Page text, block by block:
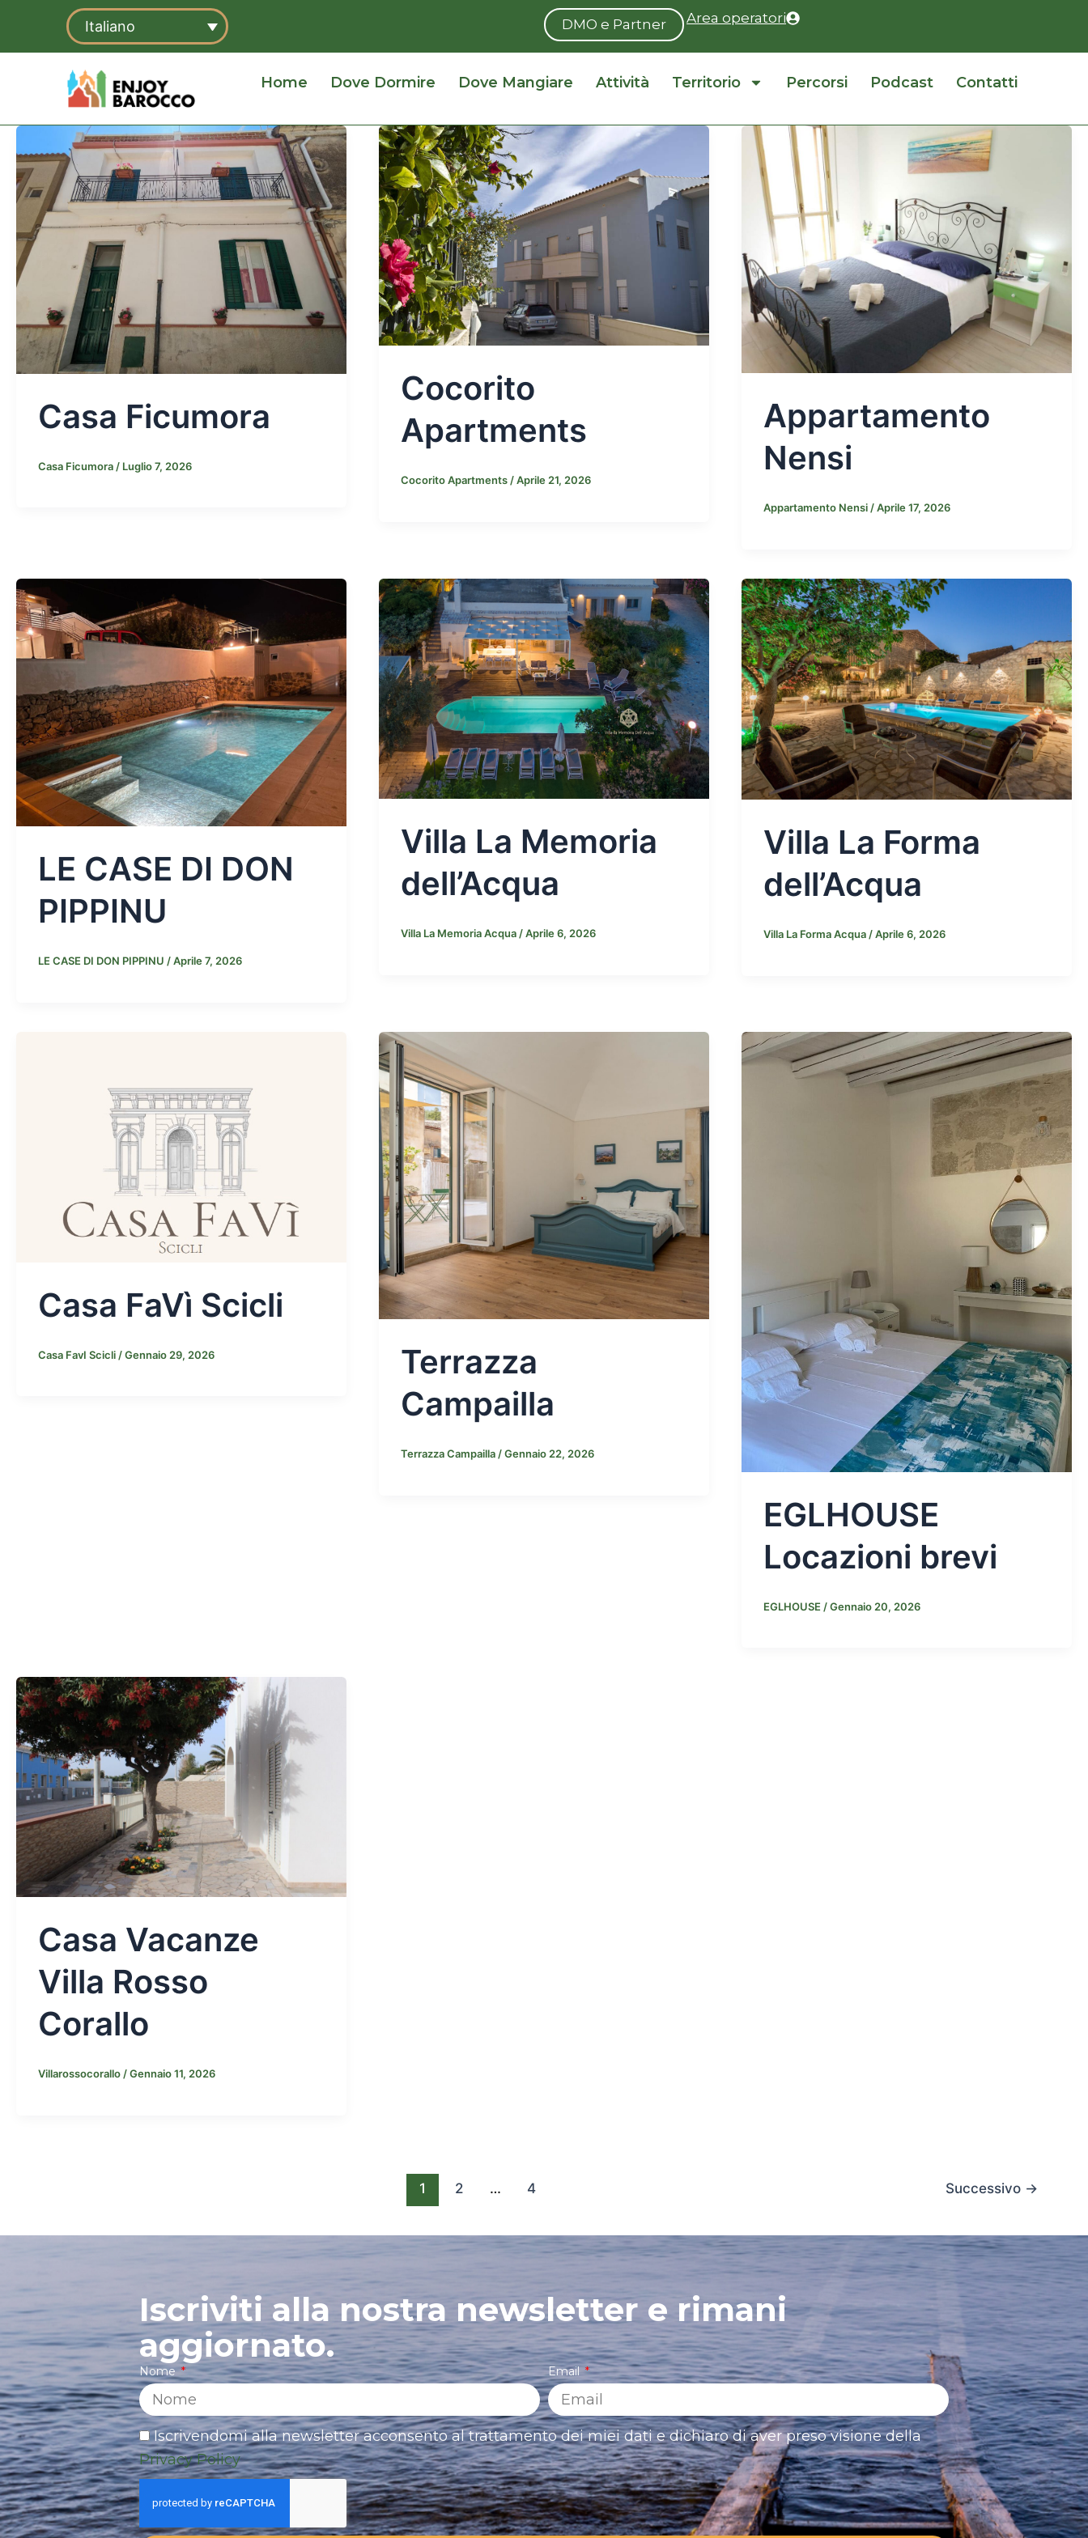
contenuto
Italiano DMO e Partner Area operatori
Home Dove Dormire Dove Mangiare Attività Territorio Percorsi Podcast Contatti
Casa Ficumora
Casa Ficumora / Luglio 7, 2026
Cocorito
Apartments
Cocorito Apartments/Aprile 21, 2026
Appartamento
Nensi
Appartamento Nensi/Aprile 17, 2026
LE CASE DI DON
PIPPINU
LE CASE DI DON PIPPINU /Aprile 7, 2026
Villa La Memoria
dell’Acqua
Villa La Memoria Acqua /Aprile 6, 2026
Villa La Forma
dell’Acqua
Villa La Forma Acqua/Aprile 6, 2026
Casa FaVì Scicli
Casa FavI Scicli /Gennaio 29, 2026
Terrazza
Campailla
Terrazza Campailla/Gennaio 22, 2026
EGLHOUSE
Locazioni brevi
EGLHOUSE /Gennaio 20, 2026
Casa Vacanze
Villa Rosso
Corallo
Villarossocorallo /Gennaio 11, 2026
1 2 … 4 Successivo →
Iscriviti alla nostra newsletter e rimani
aggiornato.
Nome Email
Iscrivendomi alla newsletter acconsento al trattamento dei miei dati e dichiaro di aver preso visione della
Privacy Policy